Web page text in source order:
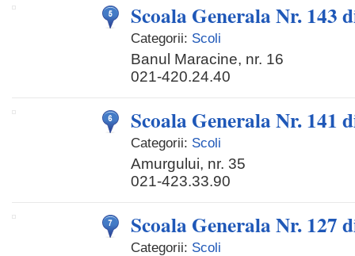
Scoala Generala Nr. 143
Categorii: Scoli
Banul Maracine, nr. 16
021-420.24.40
Scoala Generala Nr. 141
Categorii: Scoli
Amurgului, nr. 35
021-423.33.90
Scoala Generala Nr. 127
Categorii: Scoli